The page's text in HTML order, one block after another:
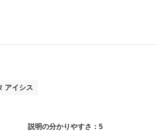
アイシス
説明の分かりやすさ：5